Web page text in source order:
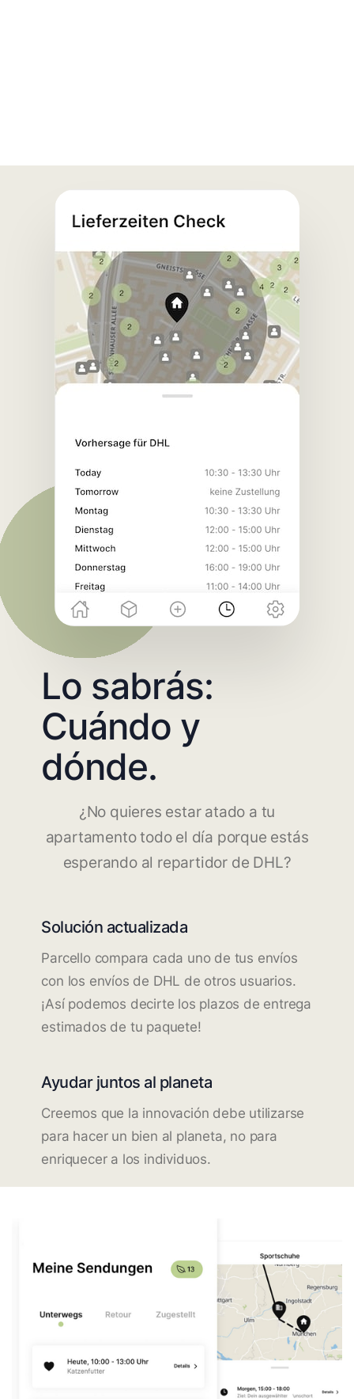
Lo sabrás:
Cuándo y
dónde.
¿No quieres estar atado a tu
apartamento todo el día porque estás
esperando al repartidor de DHL?
Solución actualizada
Parcello compara cada uno de tus envíos
con los envíos de DHL de otros usuarios.
¡Así podemos decirte los plazos de entrega
estimados de tu paquete!
Ayudar juntos al planeta
Creemos que la innovación debe utilizarse
para hacer un bien al planeta, no para
enriquecer a los individuos.